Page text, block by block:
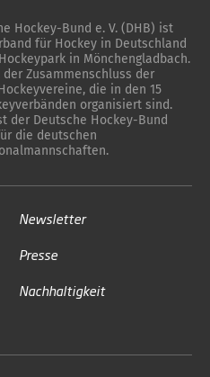
Hockey-Bund e. V. (DHB) ist
für Hockey in Deutschland
in Mönchengladbach.
der Zusammenschluss der
die in den 15
organisiert sind.
der Deutsche Hockey-Bund
die deutschen
Newsletter
Presse
Nachhaltigkeit